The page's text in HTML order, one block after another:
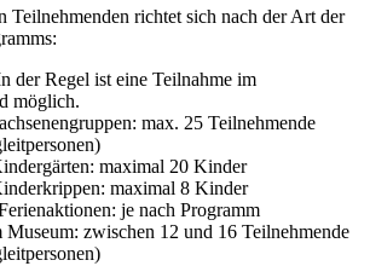
Teilnehmenden richtet sich nach der Art der
der Regel ist eine Teilnahme im
möglich.
max. 25 Teilnehmende
maximal 20 Kinder
maximal 8 Kinder
je nach Programm
Museum: zwischen 12 und 16 Teilnehmende